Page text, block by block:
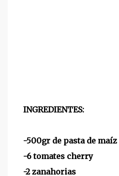
INGREDIENTES:
-500gr de pasta de maíz
-6 tomates cherry
-2 zanahorias